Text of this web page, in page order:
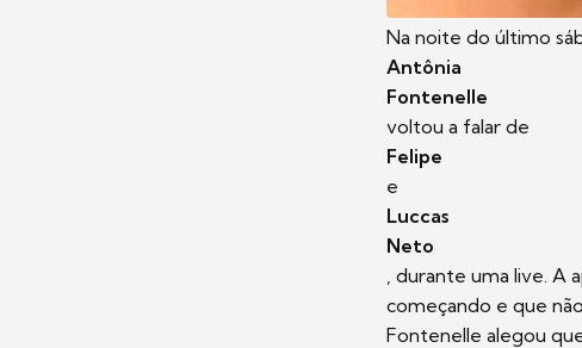
Na noite do último
Antônia
Fontenelle
voltou a falar de
Felipe
e
Luccas
Neto
, durante uma live.
começando e que
Fontenelle alegou